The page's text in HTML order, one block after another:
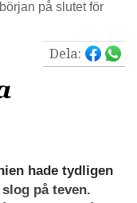
på slutet för
Dela:
hade tydligen
på teven.